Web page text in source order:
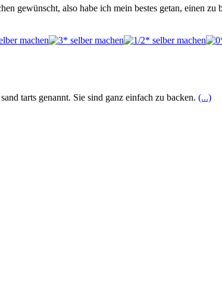
gewünscht, also habe ich mein bestes getan, einen zu
tarts genannt. Sie sind ganz einfach zu backen. (...)